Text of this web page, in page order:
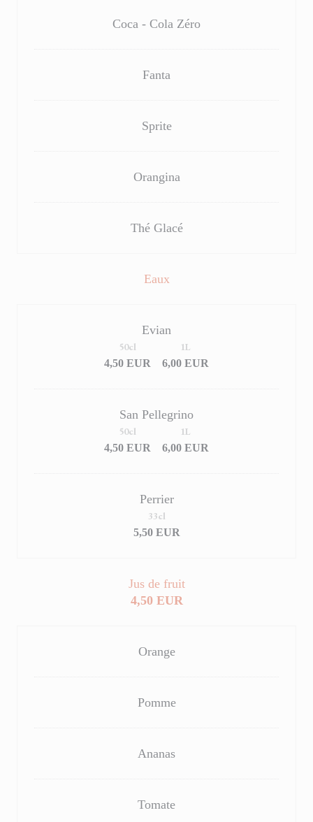
Coca - Cola Zéro
Fanta
Sprite
Orangina
Thé Glacé
Eaux
Evian
4,50 EUR
50cl
6,00 EUR
1L
San Pellegrino
4,50 EUR
50cl
6,00 EUR
1L
Perrier
5,50 EUR
33cl
Jus de fruit
4,50 EUR
Orange
Pomme
Ananas
Tomate